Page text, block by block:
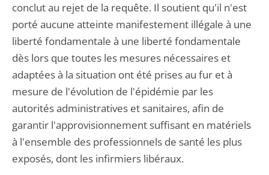
conclut au rejet de la requête. Il soutient qu'il n'est
porté aucune atteinte manifestement illégale à une
liberté fondamentale à une liberté fondamentale
dès lors que toutes les mesures nécessaires et
adaptées à la situation ont été prises au fur et à
mesure de l'évolution de l'épidémie par les
autorités administratives et sanitaires, afin de
garantir l'approvisionnement suffisant en matériels
à l'ensemble des professionnels de santé les plus
exposés, dont les infirmiers libéraux.